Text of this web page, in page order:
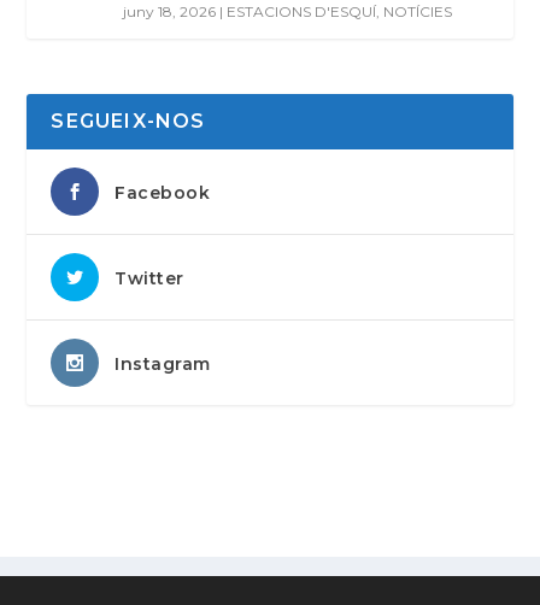
juny 18, 2026 | ESTACIONS D'ESQUÍ NOTÍCIES
SEGUEIX-NOS
Facebook
Twitter
Instagram